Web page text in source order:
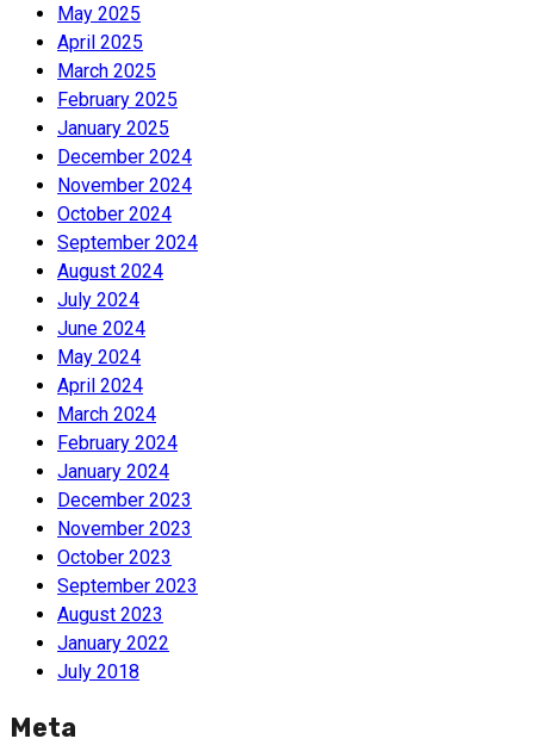
May 2025
April 2025
March 2025
February 2025
January 2025
December 2024
November 2024
October 2024
September 2024
August 2024
July 2024
June 2024
May 2024
April 2024
March 2024
February 2024
January 2024
December 2023
November 2023
October 2023
September 2023
August 2023
January 2022
July 2018
Meta